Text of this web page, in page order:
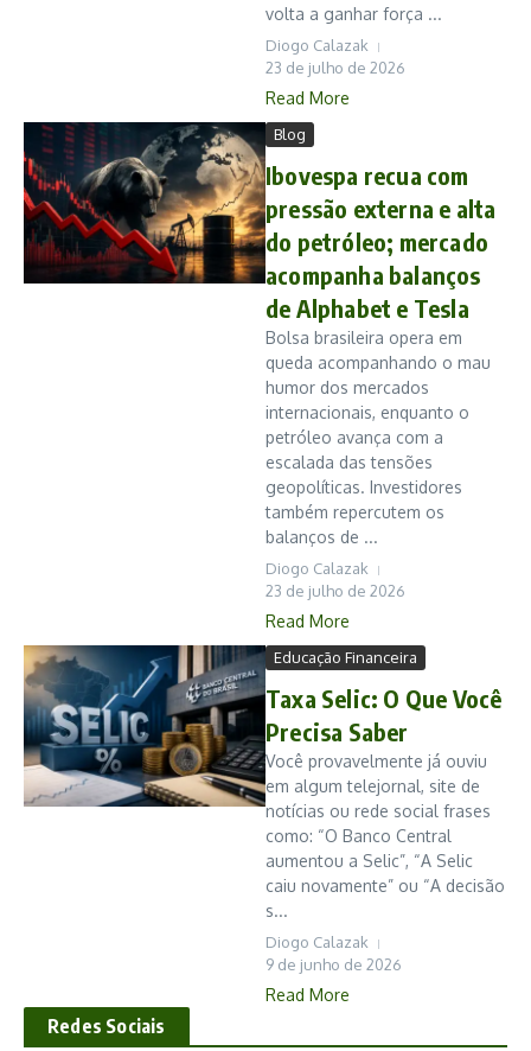
volta a ganhar força ...
Diogo Calazak
23 de julho de 2026
Read More
Blog
Ibovespa recua com
pressão externa e alta
do petróleo; mercado
acompanha balanços
de Alphabet e Tesla
Bolsa brasileira opera em
queda acompanhando o mau
humor dos mercados
internacionais, enquanto o
petróleo avança com a
escalada das tensões
geopolíticas. Investidores
também repercutem os
balanços de ...
Diogo Calazak
23 de julho de 2026
Read More
Educação Financeira
Taxa Selic: O Que Você
Precisa Saber
Você provavelmente já ouviu
em algum telejornal, site de
notícias ou rede social frases
como: “O Banco Central
aumentou a Selic”, “A Selic
caiu novamente” ou “A decisão
s...
Diogo Calazak
9 de junho de 2026
Read More
Redes Sociais